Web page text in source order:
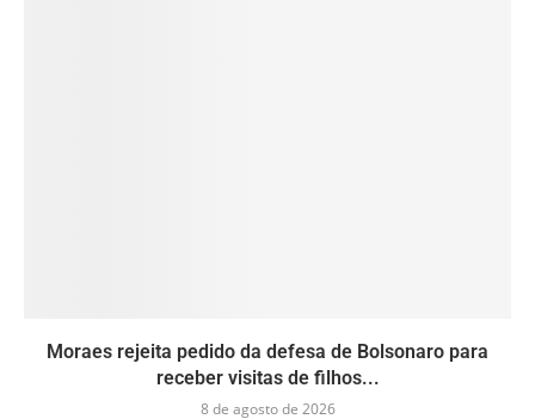
Moraes rejeita pedido da defesa de Bolsonaro para
receber visitas de filhos...
8 de agosto de 2026